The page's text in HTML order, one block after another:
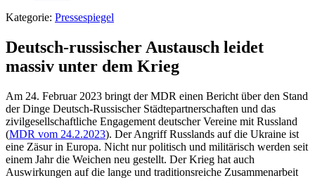
Kategorie: Pressespiegel
Deutsch-russischer Austausch leidet
massiv unter dem Krieg
Am 24. Februar 2023 bringt der MDR einen Bericht über den Stand
der Dinge Deutsch-Russischer Städtepartnerschaften und das
zivilgesellschaftliche Engagement deutscher Vereine mit Russland
(MDR vom 24.2.2023). Der Angriff Russlands auf die Ukraine ist
eine Zäsur in Europa. Nicht nur politisch und militärisch werden seit
einem Jahr die Weichen neu gestellt. Der Krieg hat auch
Auswirkungen auf die lange und traditionsreiche Zusammenarbeit